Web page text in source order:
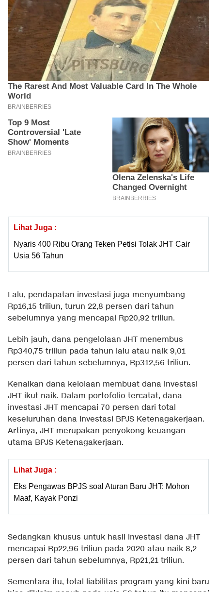
Lihat Juga :
Nyaris 400 Ribu Orang Teken Petisi Tolak JHT Cair
Usia 56 Tahun
Lalu, pendapatan investasi juga menyumbang
Rp16,15 triliun, turun 22,8 persen dari tahun
sebelumnya yang mencapai Rp20,92 triliun.
Lebih jauh, dana pengelolaan JHT menembus
Rp340,75 triliun pada tahun lalu atau naik 9,01
persen dari tahun sebelumnya, Rp312,56 triliun.
Kenaikan dana kelolaan membuat dana investasi
JHT ikut naik. Dalam portofolio tercatat, dana
investasi JHT mencapai 70 persen dari total
keseluruhan dana investasi BPJS Ketenagakerjaan.
Artinya, JHT merupakan penyokong keuangan
utama BPJS Ketenagakerjaan.
Lihat Juga :
Eks Pengawas BPJS soal Aturan Baru JHT: Mohon
Maaf, Kayak Ponzi
Sedangkan khusus untuk hasil investasi dana JHT
mencapai Rp22,96 triliun pada 2020 atau naik 8,2
persen dari tahun sebelumnya, Rp21,21 triliun.
Sementara itu, total liabilitas program yang kini baru